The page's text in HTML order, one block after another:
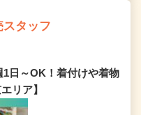
タッフ
1日～OK！着付けや着物
リア】